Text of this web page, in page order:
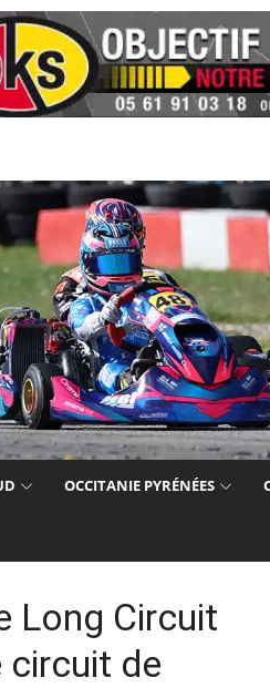
OCCITANIE PYRÉNÉES
Long Circuit
circuit de